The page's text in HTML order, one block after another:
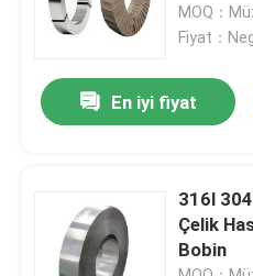
SS Kare Tüp
Dikişsiz Paslanmaz Çelik
Paslanmaz Çelik Şerit
MOQ：
Fiyat：
En iyi fiyat
316l
Çelik
Bobin